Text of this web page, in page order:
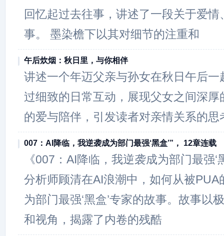
回忆起过去往事，讲述了一段关于爱
事。 墨染檐下以其对细节的注重和
午后炊烟：秋日里，与你相伴
讲述一个年迈父亲与孙女在秋日午后一
过细致的日常互动，展现父女之间深厚
的爱与陪伴，引发读者对亲情关系的思
007：AI降临，我逆袭成为部门最强‘黑盒’”， 12章连载
《007：AI降临，我逆袭成为部门最强‘
分析师顾清在AI浪潮中，如何从被PUA
为部门最强‘黑盒’专家的故事。故事以
和视角，揭露了内卷的残酷